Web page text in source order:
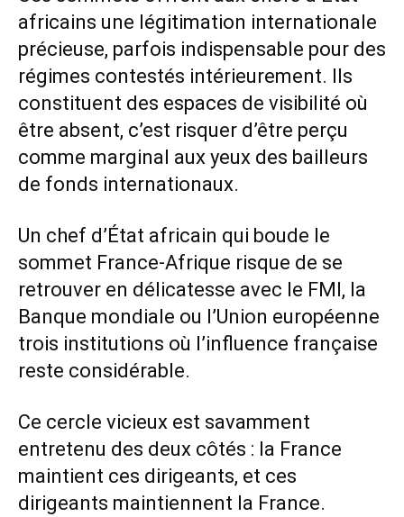
africains une légitimation internationale
précieuse, parfois indispensable pour des
régimes contestés intérieurement. Ils
constituent des espaces de visibilité où
être absent, c’est risquer d’être perçu
comme marginal aux yeux des bailleurs
de fonds internationaux.
Un chef d’État africain qui boude le
sommet France-Afrique risque de se
retrouver en délicatesse avec le FMI, la
Banque mondiale ou l’Union européenne
trois institutions où l’influence française
reste considérable.
Ce cercle vicieux est savamment
entretenu des deux côtés : la France
maintient ces dirigeants, et ces
dirigeants maintiennent la France.